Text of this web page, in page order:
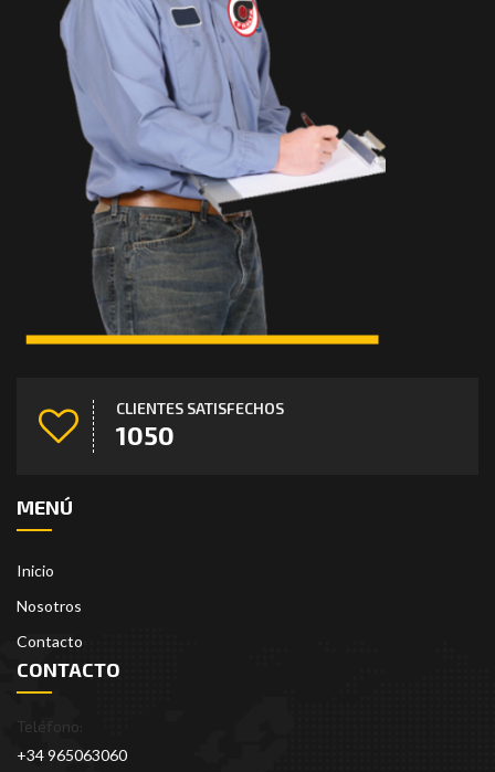
CLIENTES SATISFECHOS
1306
MENÚ
Inicio
Nosotros
Contacto
CONTACTO
Teléfono:
+34 965063060